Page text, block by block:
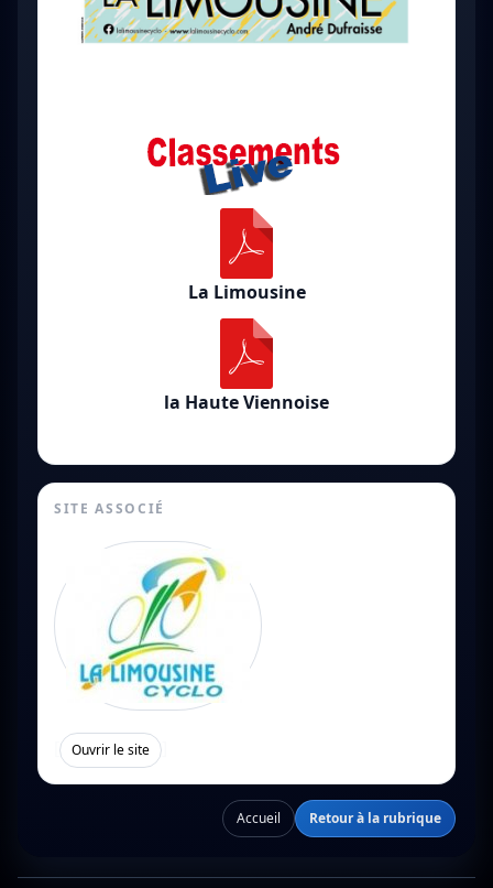
La Limousine
la Haute Viennoise
SITE ASSOCIÉ
Ouvrir le site
Accueil Retour à la rubrique